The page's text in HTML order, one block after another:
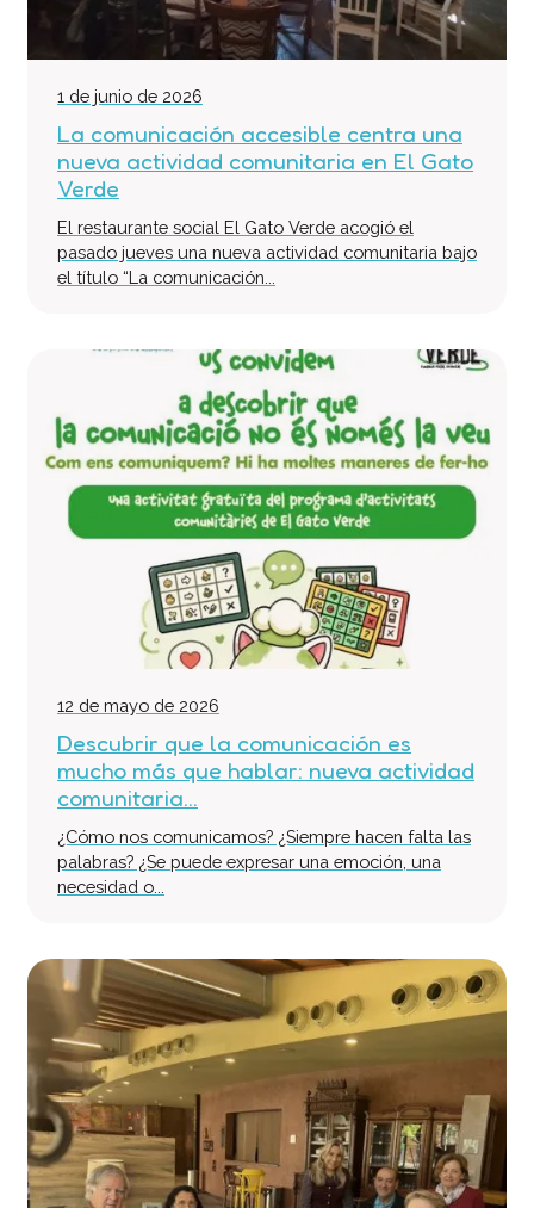
Centro de atención especializada
Servicio de Vivienda
Casa Empúries
Formación
Edificio de Rehabilitación Funcional
Centro Especial de Trabajo
Manipulados Industriales
Lavandería
Catering
Servicios Generales
Practicas e inserción laboral
Asesoramiento LGD y RSC
Equipo Multidisciplinario de Soporte
Colabora
Voluntari@s
Donaciones
Proyectos
Noticias
Contacto
1 de junio de 2026
La comunicación accesible centra una
nueva actividad comunitaria en El Gato
Verde
El restaurante social El Gato Verde acogió el
pasado jueves una nueva actividad comunitaria bajo
el título “La comunicación...
12 de mayo de 2026
Descubrir que la comunicación es
mucho más que hablar: nueva actividad
comunitaria...
¿Cómo nos comunicamos? ¿Siempre hacen falta las
palabras? ¿Se puede expresar una emoción, una
necesidad o...